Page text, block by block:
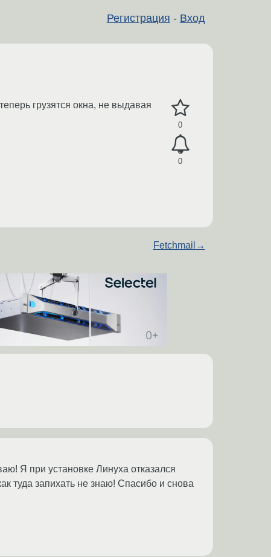
Регистрация - Вход
0
0
грузятся окна, не выдавая
Fetchmail →
Я при установке Линуха отказался
туда запихать не знаю! Спасибо и снова